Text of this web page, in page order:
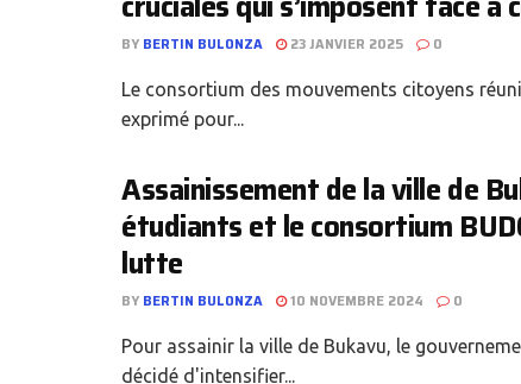
BY BERTIN BULONZA 23 JANVIER 2025 0
Le consortium des mouvements citoyens
exprimé pour...
Assainissement de la ville de
étudiants et le consortium
lutte
BY BERTIN BULONZA 10 NOVEMBRE 2024 0
Pour assainir la ville de Bukavu, le
décidé d'intensifier...